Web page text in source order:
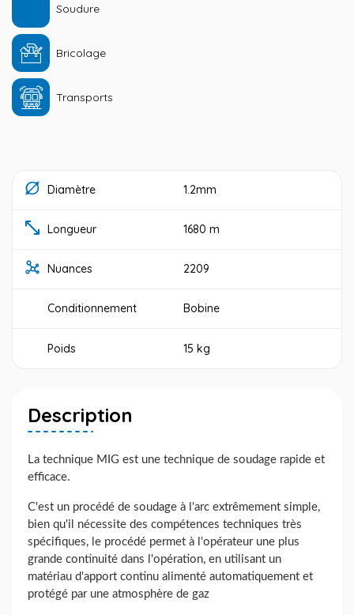
Soudure
Bricolage
Transports
Diamètre 1.2mm
Longueur 1680 m
Nuances 2209
Conditionnement Bobine
Poids 15 kg
Description
La technique MIG est une technique de soudage rapide et
efficace.
C'est un procédé de soudage à l'arc extrêmement simple,
bien qu'il nécessite des compétences techniques très
spécifiques, le procédé permet à l'opérateur une plus
grande continuité dans l'opération, en utilisant un
matériau d'apport continu alimenté automatiquement et
protégé par une atmosphère de gaz